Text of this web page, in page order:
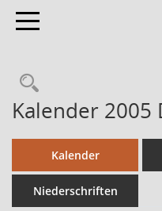
Toggle navigation
Kalender 2005
Kalender
Niederschriften